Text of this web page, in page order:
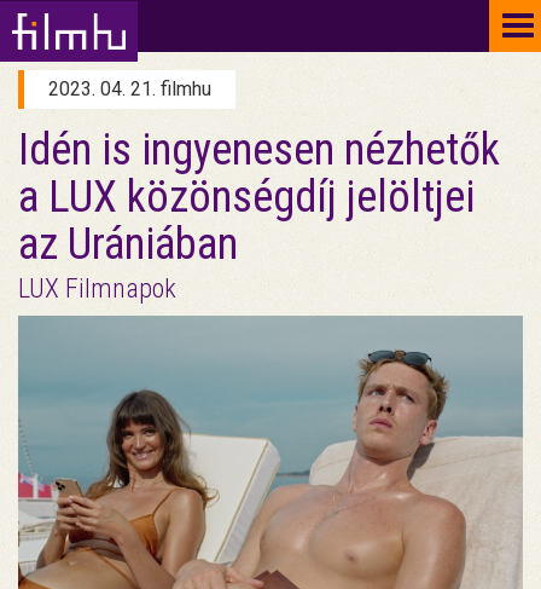
2023. 04. 21. filmhu
Idén is ingyenesen nézhetők
a LUX közönségdíj jelöltjei
az Urániában
LUX Filmnapok